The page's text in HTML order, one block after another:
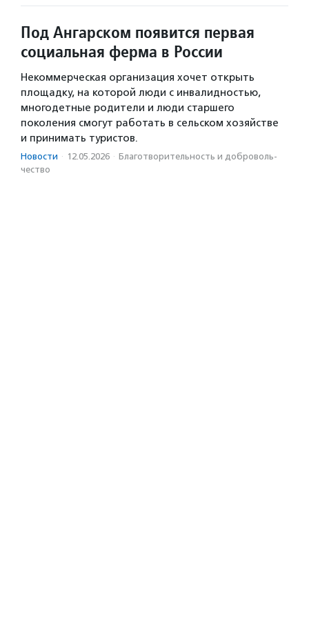
Под Ангарском появится первая
социальная ферма в России
Некоммерческая организация хочет открыть
площадку, на которой люди с инвалидностью,
многодетные родители и люди старшего
поколения смогут работать в сельском хозяйстве
и принимать туристов.
Новости · 12.05.2026 · Благотвори­тель­ность и доброволь­
чест­во